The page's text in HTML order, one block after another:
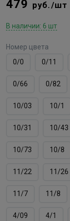
479 руб./шт
В наличии: 6 шт
Номер цвета
0/0
0/11
0/66 0/82
10/03 10/1
10/31 10/43
10/73 10/8
11/22 11/26
11/7 11/8
4/09 4/1